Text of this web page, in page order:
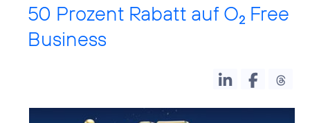
50 Prozent Rabatt auf O2 Free
Business